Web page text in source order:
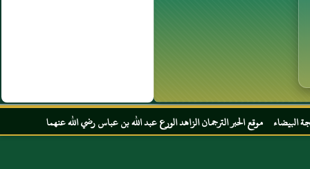
الزاهد الورع عبد الله بن عباس رضي الله عنهما